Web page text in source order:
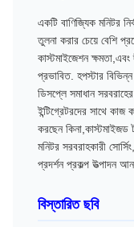
একটি বাণিজ্যিক মনিটর
তুলনা করার চেয়ে বেশি
কাস্টমাইজেশন ক্ষমতা,এবং
প্রভাবিত. হপস্টার
ডিসপ্লে সমাধান
ইন্টিগ্রেটরদের সাথে
করছেন কিনা,কাস্টমাইজড
মনিটর সরবরাহকারী
প্রদর্শন প্রকল্প উত্পাদন
বিস্তারিত ছবি